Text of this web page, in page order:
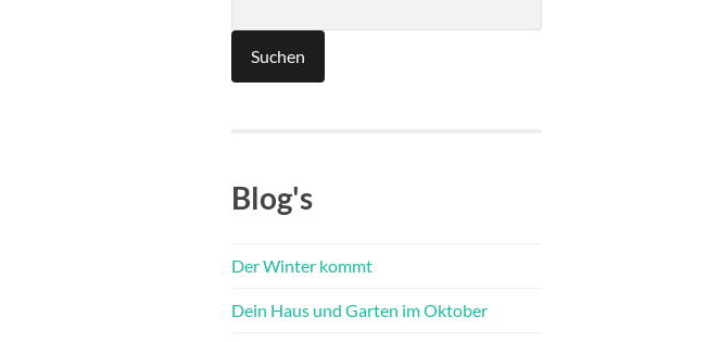
Suchen
Blog's
Der Winter kommt
Dein Haus und Garten im Oktober